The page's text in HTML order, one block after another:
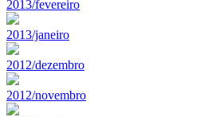
2013/fevereiro
2013/janeiro
2012/dezembro
2012/novembro